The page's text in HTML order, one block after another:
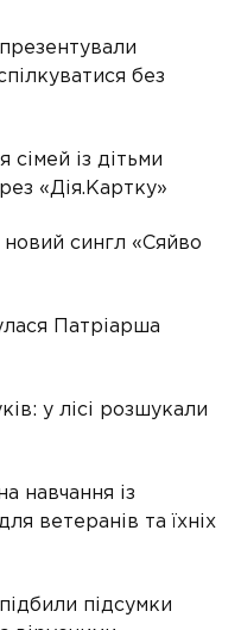
без
із дітьми
«Дія.Картку»
сингл «Сяйво
Патріарша
у лісі розшукали
навчання із
ветеранів та їхніх
підсумки